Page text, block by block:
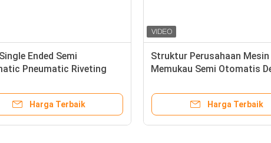
Ended Semi
Pneumatic Riveting
Harga Terbaik
Struktur Perusahaan Mesin
Memukau Semi Otomatis
Harga Terbaik